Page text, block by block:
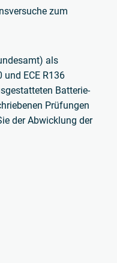
zum
als
und ECE R136
Batterie-
Prüfungen
der Abwicklung der